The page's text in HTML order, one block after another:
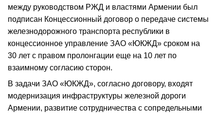
между руководством РЖД и властями Армении был
подписан Концессионный договор о передаче системы
железнодорожного транспорта республики в
концессионное управление ЗАО «ЮКЖД» сроком на
30 лет с правом пролонгации еще на 10 лет по
взаимному согласию сторон.
В задачи ЗАО «ЮКЖД», согласно договору, входят
модернизация инфраструктуры железной дороги
Армении, развитие сотрудничества с сопредельными